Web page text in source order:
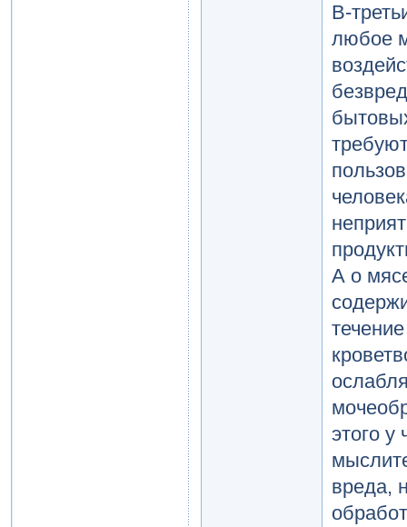
В-
любое
А о
этого
вреда,